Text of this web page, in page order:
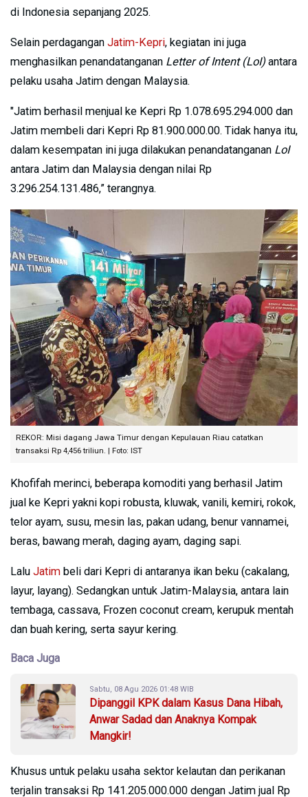
di Indonesia sepanjang 2025.
Selain perdagangan Jatim-Kepri, kegiatan ini juga
menghasilkan penandatanganan Letter of Intent (LoI)antara
pelaku usaha Jatim dengan Malaysia.
"Jatim berhasil menjual ke Kepri Rp 1.078.695.294.000 dan
Jatim membeli dari Kepri Rp 81.900.000.00. Tidak hanya itu,
dalam kesempatan ini juga dilakukan penandatanganan LoI
antara Jatim dan Malaysia dengan nilai Rp
3.296.254.131.486,” terangnya.
REKOR: Misi dagang Jawa Timur dengan Kepulauan Riau catatkan
transaksi Rp 4,456 triliun. | Foto: IST
Khofifah merinci, beberapa komoditi yang berhasil Jatim
jual ke Kepri yakni kopi robusta, kluwak, vanili, kemiri, rokok,
telor ayam, susu, mesin las, pakan udang, benur vannamei,
beras, bawang merah, daging ayam, daging sapi.
Lalu Jatim beli dari Kepri di antaranya ikan beku (cakalang,
layur, layang). Sedangkan untuk Jatim-Malaysia, antara lain
tembaga, cassava, Frozen coconut cream, kerupuk mentah
dan buah kering, serta sayur kering.
Baca Juga
Sabtu, 08 Agu 2026 01:48 WIB
Dipanggil KPK dalam Kasus Dana Hibah,
Anwar Sadad dan Anaknya Kompak
Mangkir!
Khusus untuk pelaku usaha sektor kelautan dan perikanan
terjalin transaksi Rp 141.205.000.000 dengan Jatim jual Rp